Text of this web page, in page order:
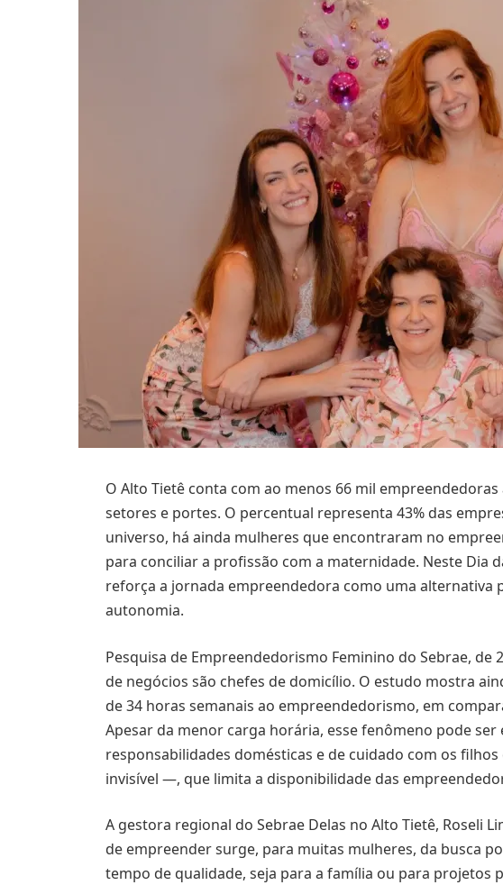
O Alto Tietê conta com ao menos 66 mil
setores e portes. O percentual representa 43% das
universo, há ainda mulheres que encontraram no
para conciliar a profissão com a maternidade. Neste Dia
reforça a jornada empreendedora como uma alternativa
autonomia.
Pesquisa de Empreendedorismo Feminino do Sebrae, de
de negócios são chefes de domicílio. O estudo mostra
de 34 horas semanais ao empreendedorismo, em
Apesar da menor carga horária, esse fenômeno pode
responsabilidades domésticas e de cuidado com os
invisível —, que limita a disponibilidade das
A gestora regional do Sebrae Delas no Alto Tietê, Roseli
de empreender surge, para muitas mulheres, da busca
tempo de qualidade, seja para a família ou para projetos